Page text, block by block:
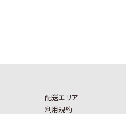
配送エリア
利用規約